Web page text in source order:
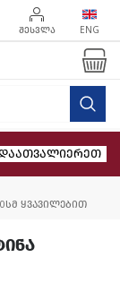
ᲨᲔᲡᲕᲚᲐ ENG
ყვავილებით